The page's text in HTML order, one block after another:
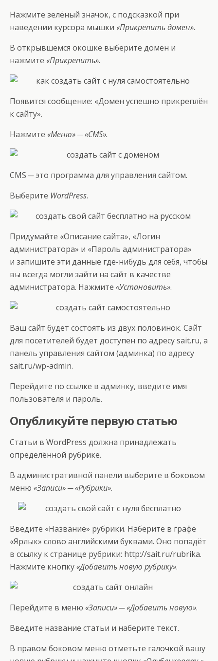
Нажмите зелёный значок, с подсказкой при
наведении курсора мышки «Прикрепить домен».
В открывшемся окошке выберите домен и
нажмите «Прикрепить».
Появится сообщение: «Домен успешно прикреплён
к сайту».
Нажмите «Меню» ─ «CMS».
CMS ─ это программа для управления сайтом.
Выберите WordPress.
Придумайте «Описание сайта», «Логин
администратора» и «Пароль администратора»
и запишите эти данные где-нибудь для себя, чтобы
вы всегда могли зайти на сайт в качестве
администратора. Нажмите «Установить».
Ваш сайт будет состоять из двух половинок. Сайт
для посетителей будет доступен по адресу sait.ru, а
панель управления сайтом (админка) по адресу
sait.ru/wp-admin.
Перейдите по ссылке в админку, введите имя
пользователя и пароль.
Опубликуйте первую статью
Статьи в WordPress должна принадлежать
определённой рубрике.
В административной панели выберите в боковом
меню «Записи» ─ «Рубрики».
Введите «Название» рубрики. Наберите в графе
«Ярлык» слово английскими буквами. Оно попадёт
в ссылку к странице рубрики: http://sait.ru/rubrika.
Нажмите кнопку«Добавить новую рубрику».
Перейдите в меню «Записи» ─ «Добавить новую».
Введите название статьи и наберите текст.
В правом боковом меню отметьте галочкой вашу